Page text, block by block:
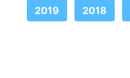
2019 2018